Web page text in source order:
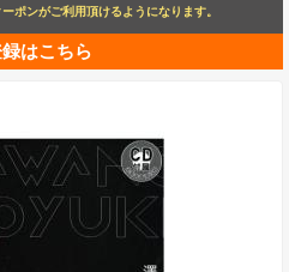
ポンがご利用頂けるようになります。
はこちら